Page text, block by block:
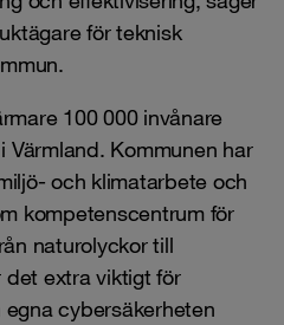
för teknisk
100 000 invånare
Kommunen har
och klimatarbete och
kompetenscentrum för
naturolyckor till
extra viktigt för
cybersäkerheten